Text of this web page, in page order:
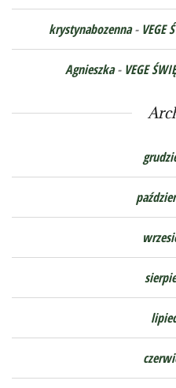
krystynabozenna- VEGE
Agnieszka- VEGE